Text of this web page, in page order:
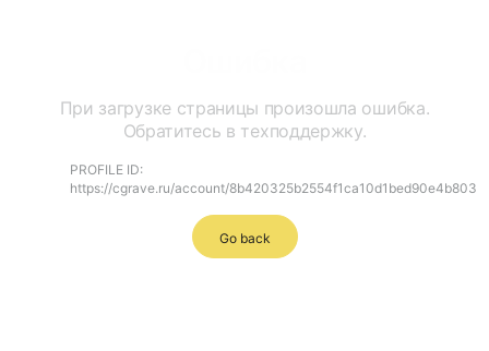
При загрузке страницы произошла ошибка.
Обратитесь в техподдержку.
PROFILE ID:
https://cgrave.ru/account/8b420325b2554f1ca10d1bed90e4b803
Go back